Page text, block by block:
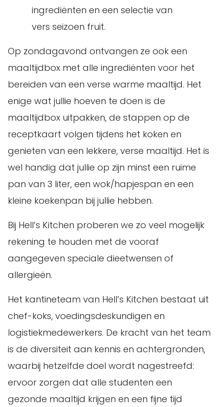
ingrediënten en een selectie van
vers seizoen fruit.
Op zondagavond ontvangen ze ook een
maaltijdbox met alle ingrediënten voor het
bereiden van een verse warme maaltijd. Het
enige wat jullie hoeven te doen is de
maaltijdbox uitpakken, de stappen op de
receptkaart volgen tijdens het koken en
genieten van een lekkere, verse maaltijd. Het is
wel handig dat jullie op zijn minst een ruime
pan van 3 liter, een wok/hapjespan en een
kleine koekenpan bij jullie hebben.
Bij Hell’s Kitchen proberen we zo veel mogelijk
rekening te houden met de vooraf
aangegeven speciale dieetwensen of
allergieën.
Het kantineteam van Hell’s Kitchen bestaat uit
chef-koks, voedingsdeskundigen en
logistiekmedewerkers. De kracht van het team
is de diversiteit aan kennis en achtergronden,
waarbij hetzelfde doel wordt nagestreefd:
ervoor zorgen dat alle studenten een
gezonde maaltijd krijgen en een fijne tijd